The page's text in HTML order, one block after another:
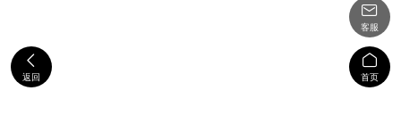

返回

客服

首页